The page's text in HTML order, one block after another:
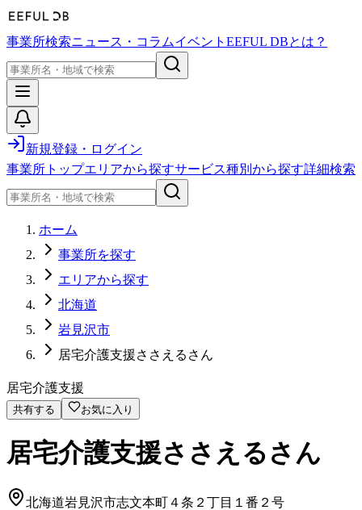
事業所検索ニュース・コラムイベント EEFUL DBとは？
新規登録・ログイン
事業所トップエリアから探すサービス種別から探す詳細検索
ホーム
事業所を探す
エリアから探す
北海道
岩見沢市
居宅介護支援ささえるさん
居宅介護支援
共有する お気に入り
居宅介護支援ささえるさん
北海道岩見沢市志文本町４条２丁目１番２号